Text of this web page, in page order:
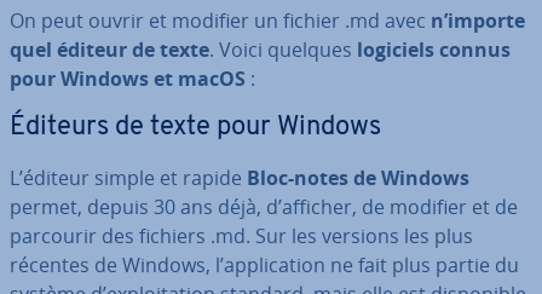
On peut ouvrir et modifier un fichier .md avec n’importe
quel éditeur de texte. Voici quelques logiciels connus
pour Windows et macOS :
Éditeurs de texte pour Windows
L’éditeur simple et rapide Bloc-notes de Windows
permet, depuis 30 ans déjà, d’afficher, de modifier et de
parcourir des fichiers .md. Sur les versions les plus
récentes de Windows, l’ap­pli­ca­tion ne fait plus partie du